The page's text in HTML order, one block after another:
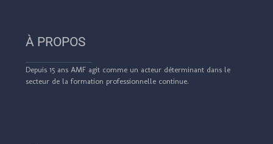
À PROPOS
Depuis 15 ans AMF agit comme un acteur déterminant dans le
secteur de la formation professionnelle continue.